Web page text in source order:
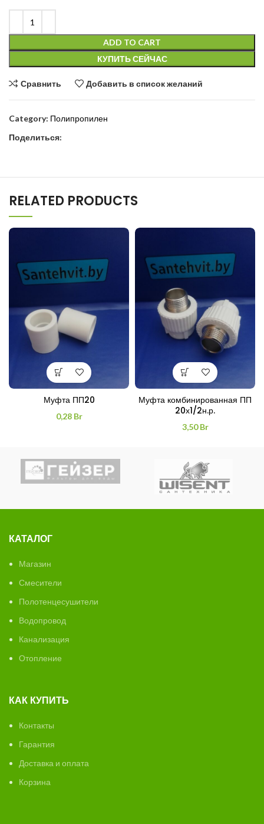
ADD TO CART
КУПИТЬ СЕЙЧАС
Сравнить Добавить в список желаний
Category: Полипропилен
Поделиться:
RELATED PRODUCTS
Муфта ПП20
0,28 Br
Муфта комбинированная ПП
20х1/2н.р.
3,50Br
КАТАЛОГ
Магазин
Смесители
Полотенцесушители
Водопровод
Канализация
Отопление
КАК КУПИТЬ
Контакты
Гарантия
Доставка и оплата
Корзина